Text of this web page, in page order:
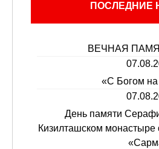
ПОСЛЕДНИЕ
ВЕЧНАЯ
«С Богом на
День памяти
Кизилташском монастыре